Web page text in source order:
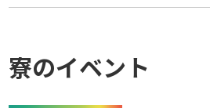
寮のイベント